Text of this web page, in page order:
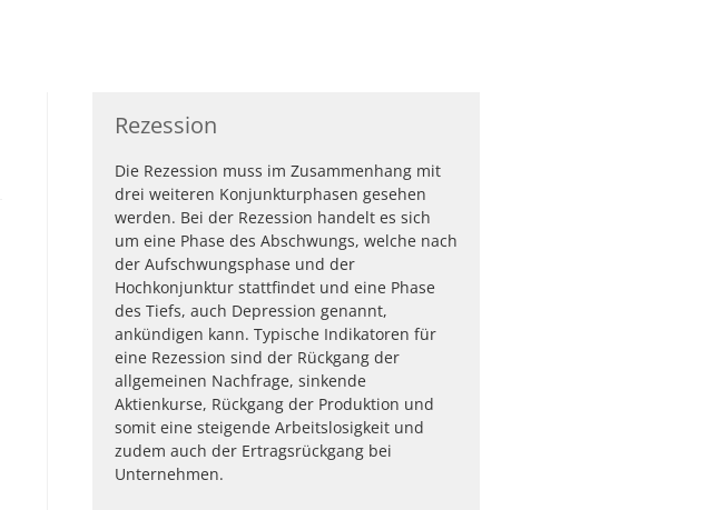
Rezession
Die Rezession muss im Zusammenhang mit
drei weiteren Konjunkturphasen gesehen
werden. Bei der Rezession handelt es sich
um eine Phase des Abschwungs, welche nach
der Aufschwungsphase und der
Hochkonjunktur stattfindet und eine Phase
des Tiefs, auch Depression genannt,
ankündigen kann. Typische Indikatoren für
eine Rezession sind der Rückgang der
allgemeinen Nachfrage, sinkende
Aktienkurse, Rückgang der Produktion und
somit eine steigende Arbeitslosigkeit und
zudem auch der Ertragsrückgang bei
Unternehmen.